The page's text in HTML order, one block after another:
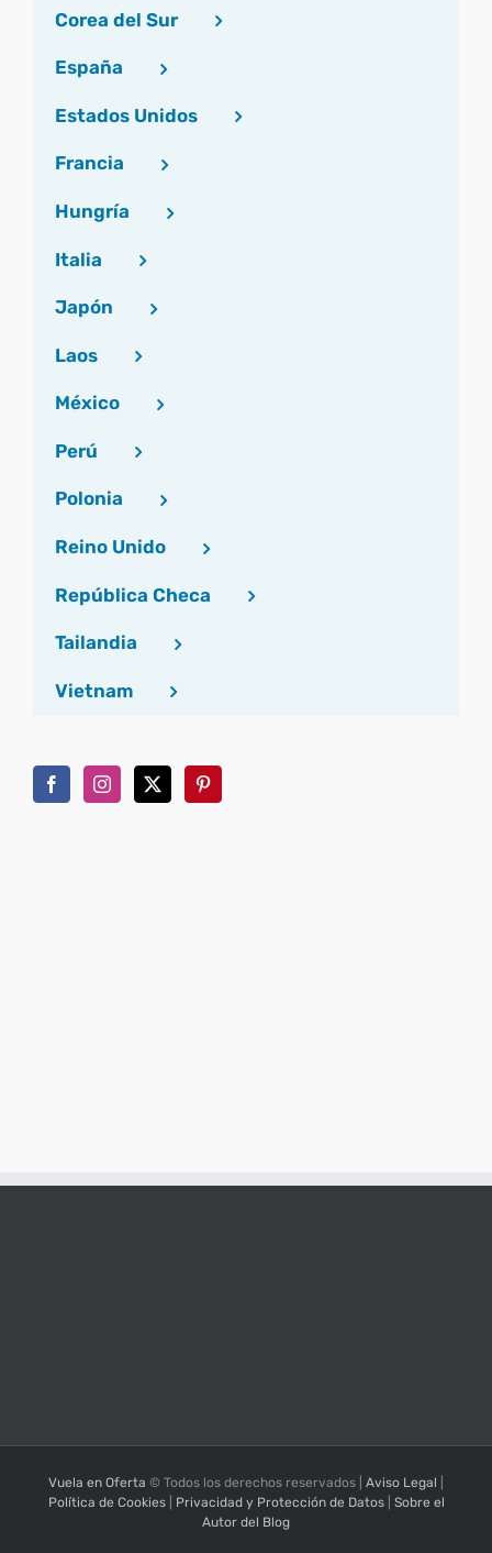
Corea del Sur
España
Estados Unidos
Francia
Hungría
Italia
Japón
Laos
México
Perú
Polonia
Reino Unido
República Checa
Tailandia
Vietnam
Vuela en Oferta © Todos los derechos reservados | Aviso Legal
Política de Cookies| Privacidad y Protección de Datos| Sobre el
Autor del Blog